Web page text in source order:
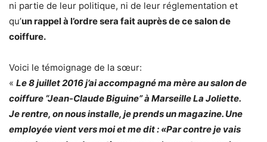
ni partie de leur politique, ni de leur réglementation et
qu’un rappel à l’ordre sera fait auprès de ce salon de
coiffure.
Voici le témoignage de la sœur:
« Le 8 juillet 2016 j’ai accompagné ma mère au salon de
coiffure “Jean-Claude Biguine” à Marseille La Joliette.
Je rentre, on nous installe, je prends un magazine. Une
employée vient vers moi et me dit : «Par contre je vais